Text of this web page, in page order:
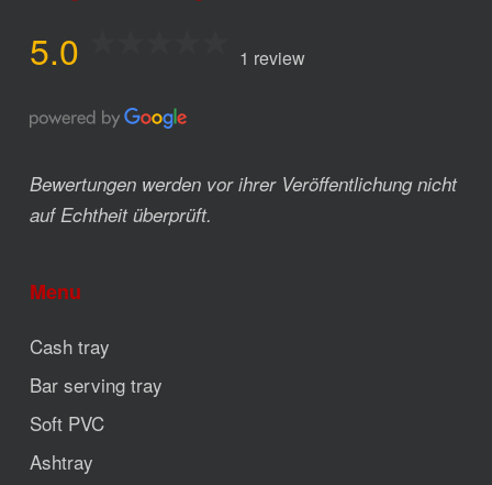
5.0 1 review
Bewertungen werden vor ihrer Veröffentlichung nicht
auf Echtheit überprüft.
Menu
Cash tray
Bar serving tray
Soft PVC
Ashtray